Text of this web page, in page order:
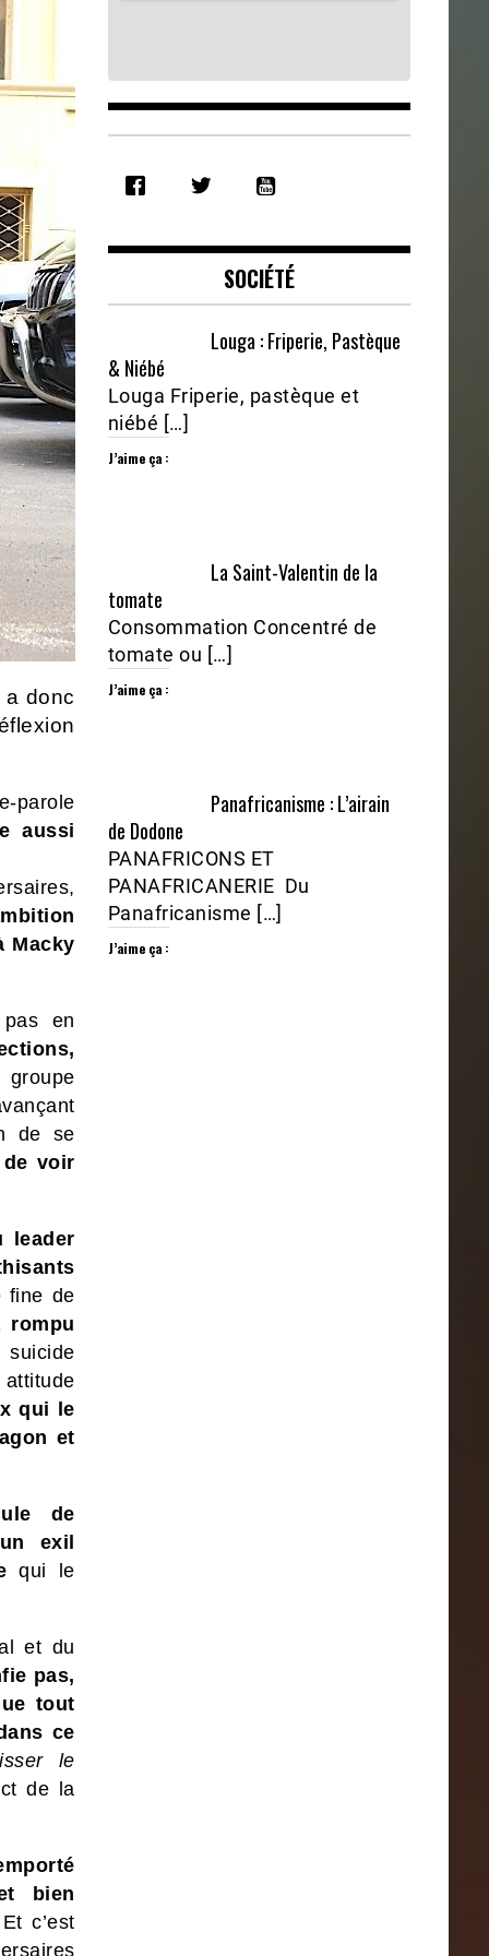
a donc
parole
aussi
Macky
en
groupe
de se
voir
leader
fine de
rompu
suicide
qui le
et
de
exil
qui le
et du
pas,
tout
ce
le
de la
bien
Et c’est
RSS FEED
EMBED
SOCIÉTÉ
Louga : Friperie, Pastèque
& Niébé
Louga Friperie, pastèque et
niébé […]
J’aime ça :
La Saint-Valentin de la
tomate
Consommation Concentré de
tomate ou […]
J’aime ça :
Panafricanisme : L’airain
de Dodone
PANAFRICONS ET
PANAFRICANERIE Du
Panafricanisme […]
J’aime ça :